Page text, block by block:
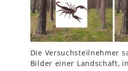
Die Versuchsteilnehmer
Bilder einer Landschaft,